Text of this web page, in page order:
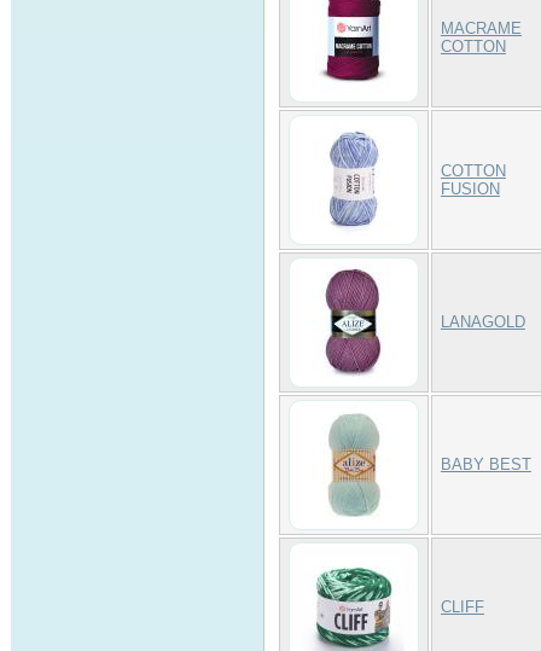
MACRAME
COTTON
COTTON
FUSION
LANAGOLD
BABY BEST
CLIFF